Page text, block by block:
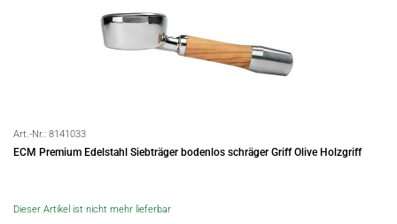
Art.-Nr.: 8141033
ECM Premium Edelstahl Siebträger bodenlos schräger Griff Olive Holzgriff
Dieser Artikel ist nicht mehr lieferbar